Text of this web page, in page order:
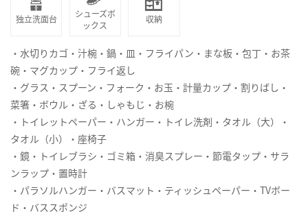
独立洗面台
シューズボ
ックス
収納
・水切りカゴ・汁椀・鍋・皿・フライパン・まな板・包丁・お茶
碗・マグカップ・フライ返し
・グラス・スプーン・フォーク・お玉・計量カップ・割りばし・
菜箸・ボウル・ざる・しゃもじ・お椀
・トイレットペーパー・ハンガー・トイレ洗剤・タオル（大）・
タオル（小）・座椅子
・鏡・トイレブラシ・ゴミ箱・消臭スプレー・節電タップ・サラ
ンラップ・置時計
・パラソルハンガー・バスマット・ティッシュペーパー・TVボー
ド・バススポンジ